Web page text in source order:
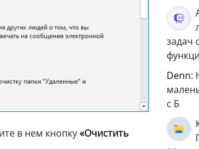
в нем кнопку«Очистить
задач
Denn:
с Б